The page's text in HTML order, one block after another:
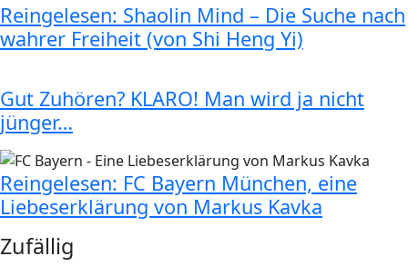
Reingelesen: Shaolin Mind – Die Suche nach
wahrer Freiheit (von Shi Heng Yi)
Gut Zuhören? KLARO! Man wird ja nicht
jünger…
Reingelesen: FC Bayern München, eine
Liebeserklärung von Markus Kavka
Zufällig